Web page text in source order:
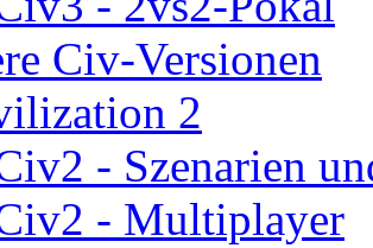
Civ-Versionen
2
- Szenarien
- Multiplayer